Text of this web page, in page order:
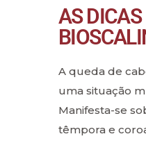
AS DICAS
A queda de
uma situação
Manifesta-se
têmpora e